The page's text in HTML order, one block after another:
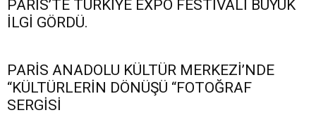
PARİS’TE TÜRKİYE EXPO FESTİVALİ BÜYÜK
İLGİ GÖRDÜ.
PARİS ANADOLU KÜLTÜR MERKEZİ’NDE
“KÜLTÜRLERİN DÖNÜŞÜ “FOTOĞRAF
SERGİSİ